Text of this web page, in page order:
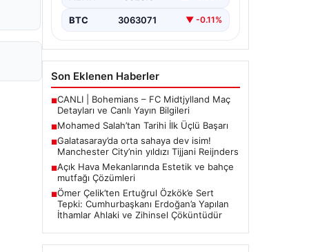
BTC 3063071 ▼ -0.11%
Son Eklenen Haberler
■CANLI | Bohemians – FC Midtjylland Maç
Detayları ve Canlı Yayın Bilgileri
■Mohamed Salah’tan Tarihi İlk Üçlü Başarı
■Galatasaray’da orta sahaya dev isim!
Manchester City’nin yıldızı Tijjani Reijnders
■Açık Hava Mekanlarında Estetik ve bahçe
mutfağı Çözümleri
■Ömer Çelik’ten Ertuğrul Özkök’e Sert
Tepki: Cumhurbaşkanı Erdoğan’a Yapılan
İthamlar Ahlaki ve Zihinsel Çöküntüdür